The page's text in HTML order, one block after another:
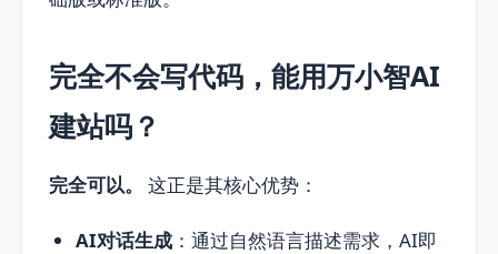
完全不会写代码，能用万小智AI
建站吗？
完全可以。 这正是其核心优势：
AI对话生成 ：通过自然语言描述需求，AI即